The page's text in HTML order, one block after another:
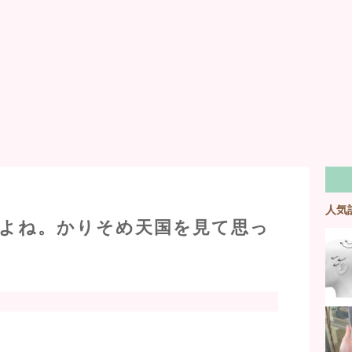
ね。かりそめ天国を見て思っ
人気